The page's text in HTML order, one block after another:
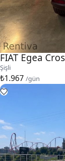
FIAT Egea
Şişli
₺1.967 /gün